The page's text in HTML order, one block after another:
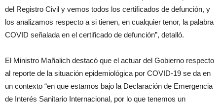
del Registro Civil y vemos todos los certificados de defunción, y
los analizamos respecto a si tienen, en cualquier tenor, la palabra
COVID señalada en el certificado de defunción”, detalló.
El Ministro Mañalich destacó que el actuar del Gobierno respecto
al reporte de la situación epidemiológica por COVID-19 se da en
un contexto “en que estamos bajo la Declaración de Emergencia
de Interés Sanitario Internacional, por lo que tenemos un